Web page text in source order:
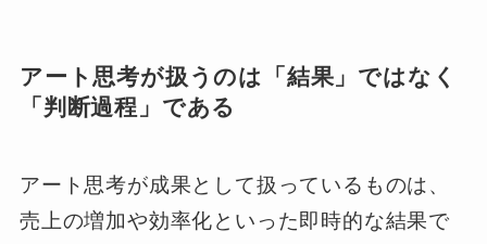
アート思考が扱うのは「結果」ではなく
「判断過程」である
アート思考が成果として扱っているものは、
売上の増加や効率化といった即時的な結果で